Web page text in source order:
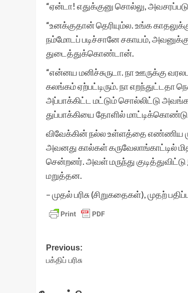
“ஏன்டா! எதுக்குனு சொல்லு,
“உனக்குதான் தெரியும்ல. உங்க
நம்மோடப் படிச்சானே சகாயம்,
துடைத்துக்கொண்டான்.
“என்னய மனிச்சுருடா. நா ஊருக்கு
கலங்கம் ஏற்பட்டிரும். நா எறந்துட்டதா
அப்பாக்கிட்ட மட்டும் சொல்லிட்டு
துப்பாக்கியை தோளில் மாட்டிக்கொண்டு
விவேக்கின் நல்ல உள்ளத்தை எண்ணிய
அவனது கால்கள் கருவேலாங்காட்டில்
சென்றனர். அவள் மருந்து
மறுத்தன.
– முதல் பரிசு (சிறுகதைகள்), முதற்
Post
navigation
Previous:
பக்திப் பரிசு